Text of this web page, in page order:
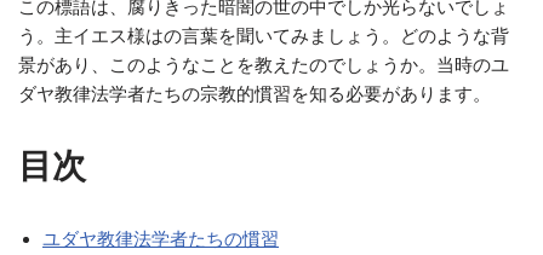
この標語は、腐りきった暗闇の世の中でしか光らないでしょ
う。主イエス様はの言葉を聞いてみましょう。どのような背
景があり、このようなことを教えたのでしょうか。当時のユ
ダヤ教律法学者たちの宗教的慣習を知る必要があります。
目次
ユダヤ教律法学者たちの慣習